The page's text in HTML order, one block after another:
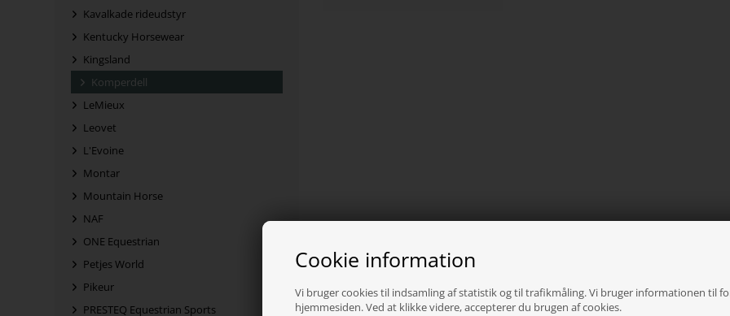
Cookie information
Vi bruger cookies til indsamling af statistik og til trafikmåling. Vi bruger informationen til
hjemmesiden. Ved at klikke videre, accepterer du brugen af cookies.
Kavalkade rideudstyr
Kentucky Horsewear
Kingsland
Komperdell
LeMieux
Leovet
L'Evoine
Montar
Mountain Horse
NAF
ONE Equestrian
Petjes World
Pikeur
PRESTEQ Equestrian Sports